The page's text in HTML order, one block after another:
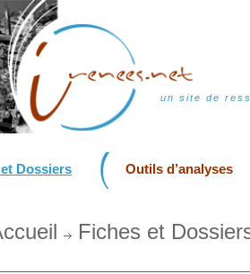
un site de
Dossiers Outils d’analyses
Fiches et